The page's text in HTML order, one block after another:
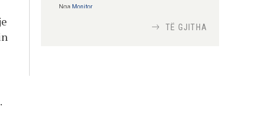
Nga Monitor
TË GJITHA